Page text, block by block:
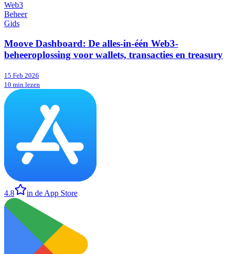
Web3
Beheer
Gids
Moove Dashboard: De alles-in-één Web3-
beheeroplossing voor wallets, transacties en treasury
15 Feb 2026
10 min lezen
4.8 in de App Store